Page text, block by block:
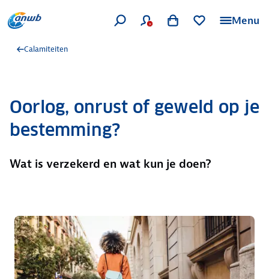
Menu
Calamiteiten
Oorlog, onrust of geweld op je
bestemming?
Wat is verzekerd en wat kun je doen?